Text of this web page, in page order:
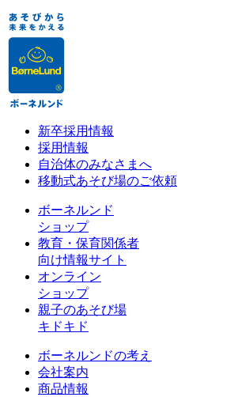
新卒採用情報
採用情報
自治体のみなさまへ
移動式あそび場のご依頼
ボーネルンド
ショップ
教育・保育関係者
向け情報サイト
オンライン
ショップ
親子のあそび場
キドキド
ボーネルンドの考え
会社案内
商品情報